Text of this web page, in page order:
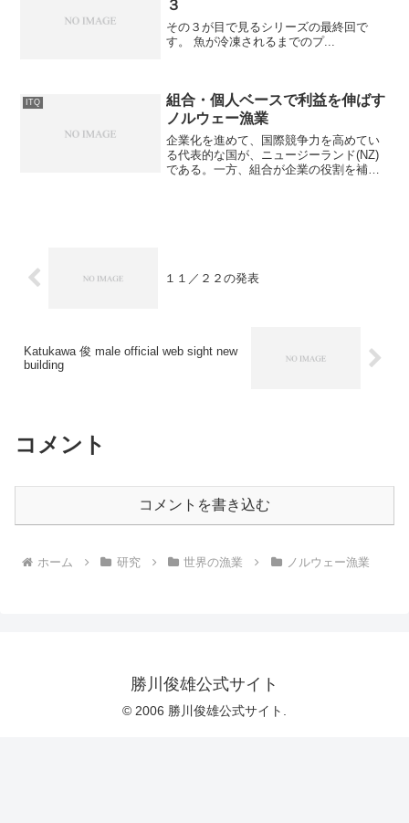
３
その３が目で見るシリーズの最終回で
す。 魚が冷凍されるまでのプ...
ITQ
組合・個人ベースで利益を伸ばす
ノルウェー漁業
企業化を進めて、国際競争力を高めてい
る代表的な国が、ニュージーランド(NZ)
である。一方、組合が企業の役割を補完
１１／２２の発表
Katukawa 俊 male official web sight new
building
コメント
コメントを書き込む
ホーム 研究 世界の漁業 ノルウェー漁業
勝川俊雄公式サイト
© 2006 勝川俊雄公式サイト.